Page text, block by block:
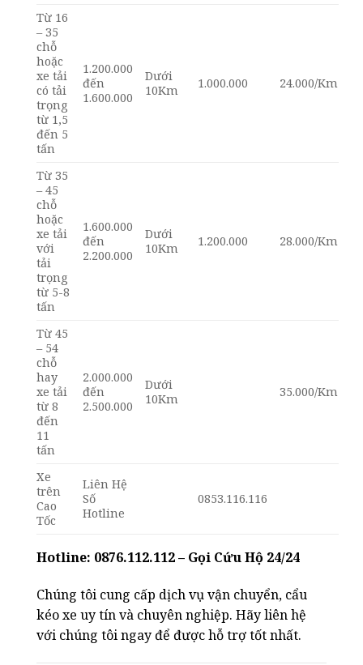
Từ 16
– 35
chỗ
hoặc
xe tải
có tải
trọng
từ 1,5
đến 5
tấn
1.200.000
đến
1.600.000
Dưới
10Km
1.000.000 24.000/Km
Từ 35
– 45
chỗ
hoặc
xe tải
với
tải
trọng
từ 5-8
tấn
1.600.000
đến
2.200.000
Dưới
10Km
1.200.000 28.000/Km
Từ 45
– 54
chỗ
hay
xe tải
từ 8
đến
11
tấn
2.000.000
đến
2.500.000
Dưới
10Km
35.000/Km
Xe
trên
Cao
Tốc
Liên Hệ
Số
Hotline
0853.116.116
Hotline: 0876.112.112 – Gọi Cứu Hộ 24/24
Chúng tôi cung cấp dịch vụ vận chuyển, cẩu
kéo xe uy tín và chuyên nghiệp. Hãy liên hệ
với chúng tôi ngay để được hỗ trợ tốt nhất.